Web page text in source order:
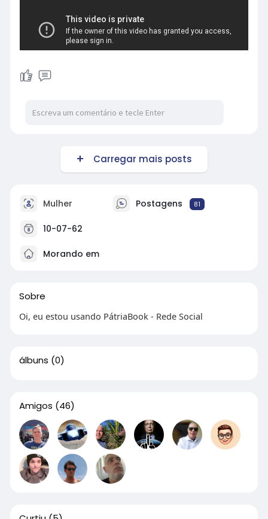
Carregar mais posts
Mulher Postagens 81
10-07-62
Morando em
Sobre
Oi, eu estou usando PátriaBook - Rede Social
álbuns (0)
Amigos (46)